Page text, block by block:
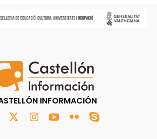
INFORMACIÓN